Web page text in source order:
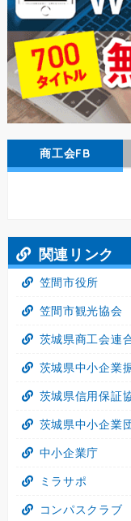
商工会FB
関連リンク
笠間市役所
笠間市観光協会
茨城県商工会連
茨城県中小企業
茨城県信用保証
茨城県中小企業
中小企業庁
ミラサポ
コンパスクラブ